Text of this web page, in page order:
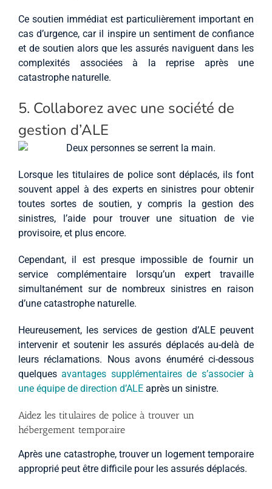
Ce soutien immédiat est particulièrement important en
cas d’urgence, car il inspire un sentiment de confiance
et de soutien alors que les assurés naviguent dans les
complexités associées à la reprise après une
catastrophe naturelle.
5. Collaborez avec une société de
gestion d’ALE
Lorsque les titulaires de police sont déplacés, ils font
souvent appel à des experts en sinistres pour obtenir
toutes sortes de soutien, y compris la gestion des
sinistres, l’aide pour trouver une situation de vie
provisoire, et plus encore.
Cependant, il est presque impossible de fournir un
service complémentaire lorsqu’un expert travaille
simultanément sur de nombreux sinistres en raison
d’une catastrophe naturelle.
Heureusement, les services de gestion d’ALE peuvent
intervenir et soutenir les assurés déplacés au-delà de
leurs réclamations. Nous avons énuméré ci-dessous
quelquesavantages supplémentaires de s’associer à
une équipe de direction d’ALE après un sinistre.
Aidez les titulaires de police à trouver un
hébergement temporaire
Après une catastrophe, trouver un logement temporaire
approprié peut être difficile pour les assurés déplacés.